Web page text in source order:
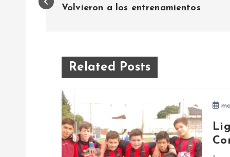
a
Volvieron a los entrenamientos
Related Posts